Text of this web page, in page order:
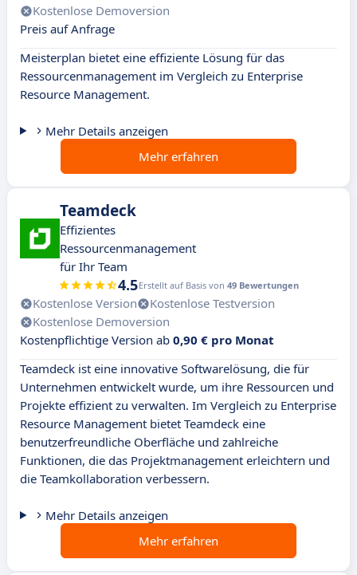
Kostenlose Demoversion
Preis auf Anfrage
Meisterplan bietet eine effiziente Lösung für das
Ressourcenmanagement im Vergleich zu Enterprise
Resource Management.
Mehr Details anzeigen
Mehr erfahren
Teamdeck
Effizientes
Ressourcenmanagement
für Ihr Team
4.5Erstellt auf Basis von 49 Bewertungen
Kostenlose Version
Kostenlose Testversion
Kostenlose Demoversion
Kostenpflichtige Version ab 0,90 € pro Monat
Teamdeck ist eine innovative Softwarelösung, die für
Unternehmen entwickelt wurde, um ihre Ressourcen und
Projekte effizient zu verwalten. Im Vergleich zu Enterprise
Resource Management bietet Teamdeck eine
benutzerfreundliche Oberfläche und zahlreiche
Funktionen, die das Projektmanagement erleichtern und
die Teamkollaboration verbessern.
Mehr Details anzeigen
Mehr erfahren